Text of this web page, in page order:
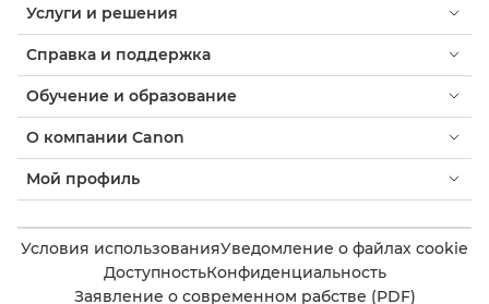
Услуги и решения
Справка и поддержка
Обучение и образование
О компании Canon
Мой профиль
Условия использованияУведомление о файлах cookie
ДоступностьКонфиденциальность
Заявление о современном рабстве (PDF)